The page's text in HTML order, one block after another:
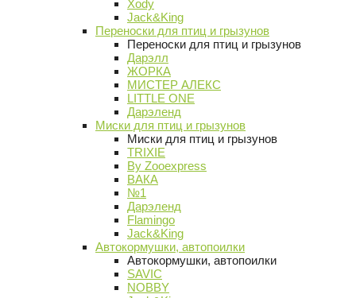
Xody
Jack&King
Переноски для птиц и грызунов
Переноски для птиц и грызунов
Дарэлл
ЖОРКА
МИСТЕР АЛЕКС
LITTLE ONE
Дарэленд
Миски для птиц и грызунов
Миски для птиц и грызунов
TRIXIE
By Zooexpress
ВАКА
№1
Дарэленд
Flamingo
Jack&King
Автокормушки, автопоилки
Автокормушки, автопоилки
SAVIC
NOBBY